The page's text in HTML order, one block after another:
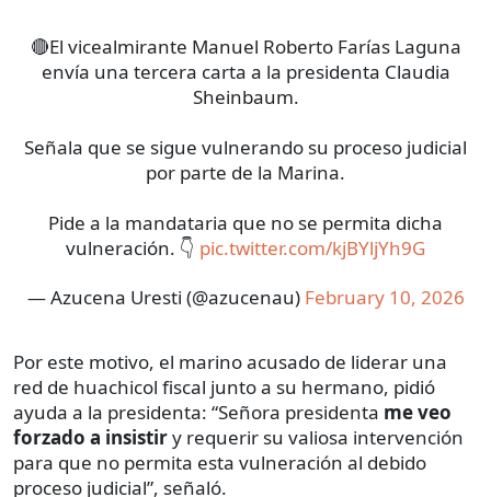
🔴El vicealmirante Manuel Roberto Farías Laguna
envía una tercera carta a la presidenta Claudia
Sheinbaum.
Señala que se sigue vulnerando su proceso judicial
por parte de la Marina.
Pide a la mandataria que no se permita dicha
vulneración. 👇 pic.twitter.com/kjBYljYh9G
— Azucena Uresti (@azucenau) February 10, 2026
Por este motivo, el marino acusado de liderar una
red de huachicol fiscal junto a su hermano, pidió
ayuda a la presidenta: “Señora presidenta me veo
forzado a insistiry requerir su valiosa intervención
para que no permita esta vulneración al debido
proceso judicial”, señaló.